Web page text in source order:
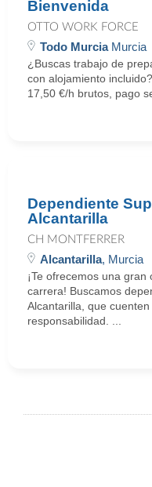
Bienvenida
OTTO WORK FORCE
Todo MurciaMurcia
¿Buscas trabajo de
con alojamiento
17,50 €/h brutos, pago
Dependiente
Alcantarilla
CH MONTFERRER
Alcantarilla, Murcia
¡Te ofrecemos una
carrera! Buscamos
Alcantarilla, que
responsabilidad. ...